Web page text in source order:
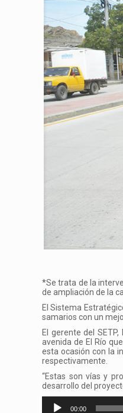
*Se trata de la
de ampliación de la
El Sistema
samarios con un
El gerente del
avenida de El Río
esta ocasión con la
respectivamente.
“Estas son vías y
desarrollo del
Reproductor
00:00